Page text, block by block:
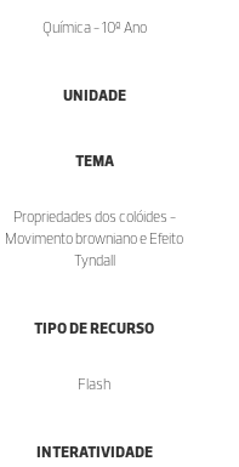
Química - 10º Ano
UNIDADE
TEMA
Propriedades dos colóides -
Movimento browniano e Efeito
Tyndall
TIPO DE RECURSO
Flash
INTERATIVIDADE